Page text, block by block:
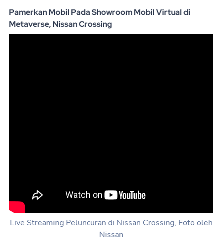
Pamerkan Mobil Pada Showroom Mobil Virtual di
Metaverse, Nissan Crossing
Live Streaming Peluncuran di Nissan Crossing, Foto oleh
Nissan